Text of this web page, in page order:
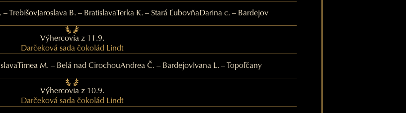
– TrebišovJaroslava B. – BratislavaTerka K. – Stará ĽubovňaDarina c. – Bardejov
Výhercovia z 11.9.
Darčeková sada čokolád Lindt
Timea M. – Belá nad CirochouAndrea Č. – Bardejov Ivana L. – Topoľčany
Výhercovia z 10.9.
Darčeková sada čokolád Lindt